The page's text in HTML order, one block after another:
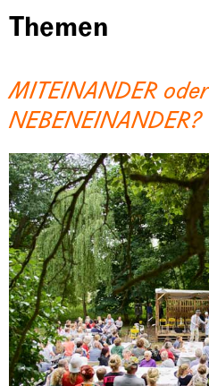
Themen
MITEINANDER oder
NEBENEINANDER?